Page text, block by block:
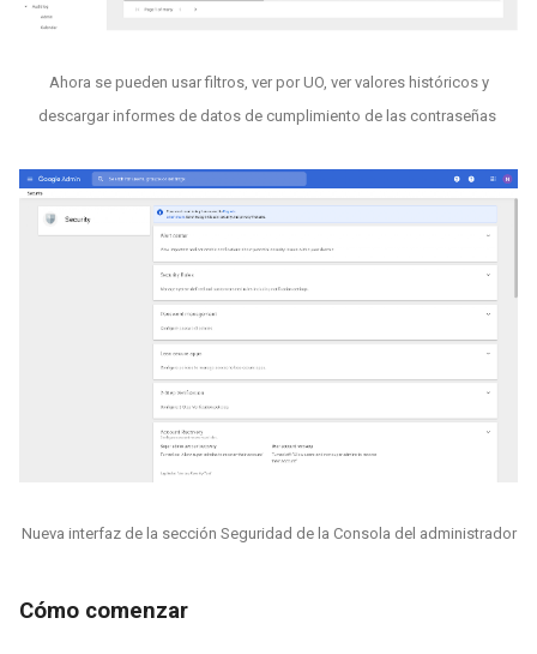
Ahora se pueden usar filtros, ver por UO, ver valores históricos y
descargar informes de datos de cumplimiento de las contraseñas
Nueva interfaz de la sección Seguridad de la Consola del administrador
Cómo comenzar